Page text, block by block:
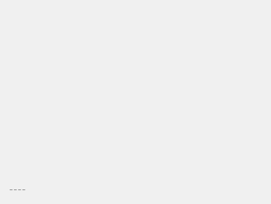
----